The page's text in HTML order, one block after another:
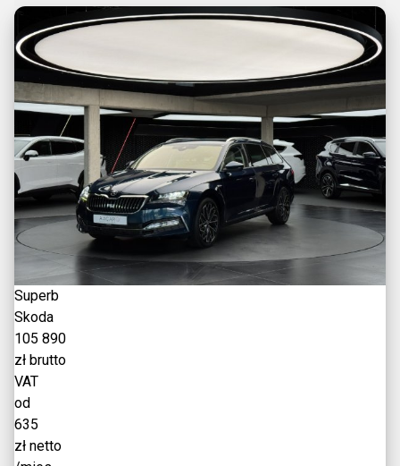
Superb
Skoda
105 890
zł brutto
VAT
od
635
zł netto